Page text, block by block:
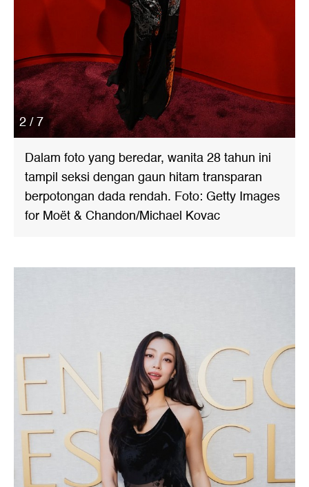
2 / 7
Dalam foto yang beredar, wanita 28 tahun ini
tampil seksi dengan gaun hitam transparan
berpotongan dada rendah. Foto: Getty Images
for Moët & Chandon/Michael Kovac